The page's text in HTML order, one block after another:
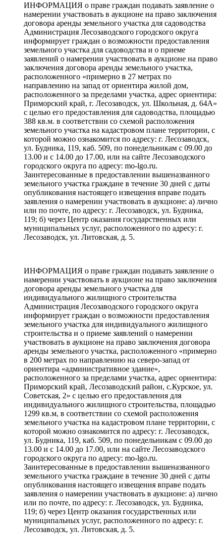
ИНФОРМАЦИЯ о праве граждан подавать заявление о
намерении участвовать в аукционе на право заключения
договора аренды земельного участка для садоводства
Администрация Лесозаводского городского округа
информирует граждан о возможности предоставления
земельного участка для садоводства и о приеме
заявлений о намерении участвовать в аукционе на право
заключения договора аренды земельного участка,
расположенного «примерно в 27 метрах по
направлению на запад от ориентира жилой дом,
расположенного за пределами участка, адрес ориентира:
Приморский край, г. Лесозаводск, ул. Школьная, д. 64А»
с целью его предоставления для садоводства, площадью
388 кв.м. в соответствии со схемой расположения
земельного участка на кадастровом плане территории, с
которой можно ознакомится по адресу: г. Лесозаводск,
ул. Будника, 119, каб. 509, по понедельникам с 09.00 до
13.00 и с 14.00 до 17.00, или на сайте Лесозаводского
городского округа по адресу: mo-lgo.ru.
Заинтересованные в предоставлении вышеназванного
земельного участка граждане в течение 30 дней с даты
опубликования настоящего извещения вправе подать
заявления о намерении участвовать в аукционе: а) лично
или по почте, по адресу: г. Лесозаводск, ул. Будника,
119; б) через Центр оказания государственных или
муниципальных услуг, расположенного по адресу: г.
Лесозаводск, ул. Литовская, д. 5.
ИНФОРМАЦИЯ о праве граждан подавать заявление о
намерении участвовать в аукционе на право заключения
договора аренды земельного участка для
индивидуального жилищного строительства
Администрация Лесозаводского городского округа
информирует граждан о возможности предоставления
земельного участка для индивидуального жилищного
строительства и о приеме заявлений о намерении
участвовать в аукционе на право заключения договора
аренды земельного участка, расположенного «примерно
в 200 метрах по направлению на северо-запад от
ориентира «административное здание»,
расположенного за пределами участка, адрес ориентира:
Приморский край, Лесозаводский район, с.Курское, ул.
Советская, 2» с целью его предоставления для
индивидуального жилищного строительства, площадью
1299 кв.м, в соответствии со схемой расположения
земельного участка на кадастровом плане территории, с
которой можно ознакомится по адресу: г. Лесозаводск,
ул. Будника, 119, каб. 509, по понедельникам с 09.00 до
13.00 и с 14.00 до 17.00, или на сайте Лесозаводского
городского округа по адресу: mo-lgo.ru.
Заинтересованные в предоставлении вышеназванного
земельного участка граждане в течение 30 дней с даты
опубликования настоящего извещения вправе подать
заявления о намерении участвовать в аукционе: а) лично
или по почте, по адресу: г. Лесозаводск, ул. Будника,
119; б) через Центр оказания государственных или
муниципальных услуг, расположенного по адресу: г.
Лесозаводск, ул. Литовская, д. 5.